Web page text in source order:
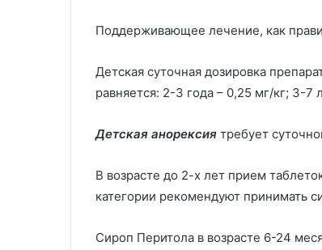
Поддерживающее лечение, как
Детская суточная дозировка
равняется: 2-3 года – 0,25 мг/кг; 3-7
Детская анорексия требует
В возрасте до 2-х лет прием
категории рекомендуют принимать
Сироп Перитола в возрасте 6-24